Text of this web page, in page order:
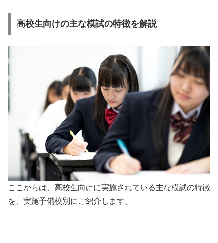
高校生向けの主な模試の特徴を解説
ここからは、高校生向けに実施されている主な模試の特徴
を、実施予備校別にご紹介します。